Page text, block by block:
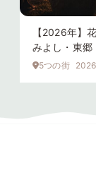
【2026年】
みよし・東郷
5つの街